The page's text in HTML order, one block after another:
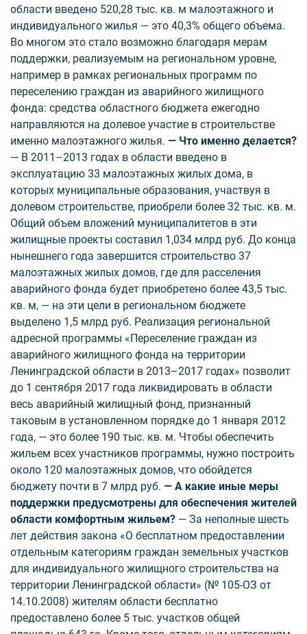
области введено 520,28 тыс. кв. м малоэтажного и
индивидуального жилья — это 40,3% общего объема.
Во многом это стало возможно благодаря мерам
поддержки, реализуемым на региональ­ном уровне,
например в рамках региональных прог­рамм по
переселению граждан из аварийного жилищного
фонда: средства областного бюджета ежегодно
направляются на долевое участие в строительстве
именно малоэтажного жилья. — Что именно делается?
— В 2011–2013 годах в области введено в
эксплуатацию 33 малоэтажных жилых дома, в
которых муниципальные образования, участвуя в
долевом строительстве, приобрели более 32 тыс. кв. м.
Общий объем вложений муниципалитетов в эти
жилищные проекты составил 1,034 млрд руб. До конца
нынешнего года завершится строительство 37
малоэтажных жилых домов, где для расселения
аварийного фонда будет приобретено более 43,5 тыс.
кв. м, — на эти цели в региональном бюджете
выделено 1,5 млрд руб. Реализация региональной
адресной программы «Переселение граждан из
аварийного жилищного фонда на территории
Ленинградской области в 2013–2017 годах» позволит
до 1 сентября 2017 года ликвидировать в области
весь аварийный жилищный фонд, признанный
таковым в установленном порядке до 1 января 2012
года, — это более 190 тыс. кв. м. Чтобы обеспечить
жильем всех участников программы, нужно построить
около 120 малоэтажных домов, что обойдется
бюджету почти в 7 млрд руб. — А какие иные меры
поддержки предусмотрены для обес­печения жителей
области комфортным жильем? — За неполные шесть
лет действия закона «О бесплатном предоставлении
отдельным категориям граждан земельных участков
для индивидуального жилищного строительства на
территории Ленинградской области» (№ 105-ОЗ от
14.10.2008) жителям области бесплатно
предоставлено более 5 тыс. участков общей